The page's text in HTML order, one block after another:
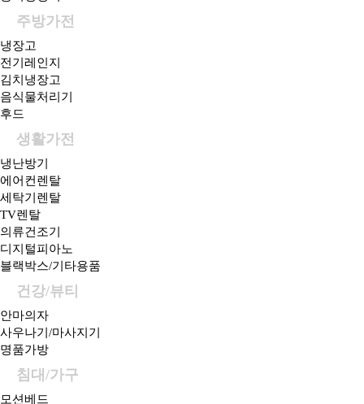
주방가전
냉장고
전기레인지
김치냉장고
음식물처리기
후드
생활가전
냉난방기
에어컨렌탈
세탁기렌탈
TV렌탈
의류건조기
디지털피아노
블랙박스/기타용품
건강/뷰티
안마의자
사우나기/마사지기
명품가방
침대/가구
모션베드